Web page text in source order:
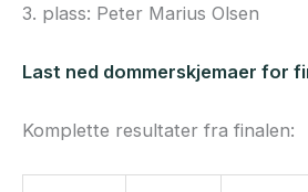
3. plass: Peter Marius Olsen
Last ned dommerskjemaer for
Komplette resultater fra finalen: